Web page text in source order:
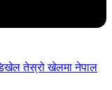
तेस्रो खेलमा नेपाल